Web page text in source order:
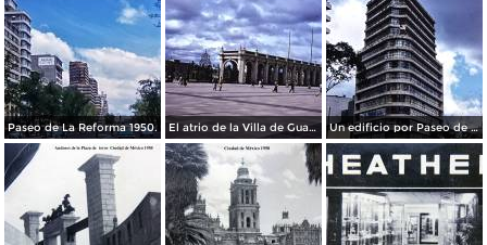
Paseo de La Reforma 1950. El atrio de la Villa de Guadalupe 1950. Un edificio por Paseo de La Reforma 1950